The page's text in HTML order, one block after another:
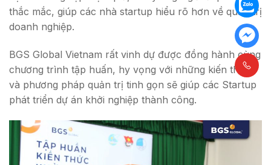
thắc mắc, giúp các nhà startup hiểu rõ hơn về quản trị
doanh nghiệp.
BGS Global Vietnam rất vinh dự được đồng hành cùng
chương trình tập huấn, hy vọng với những kiến thức
và phương pháp quản trị tinh gọn sẽ giúp các Startup
phát triển dự án khởi nghiệp thành công.